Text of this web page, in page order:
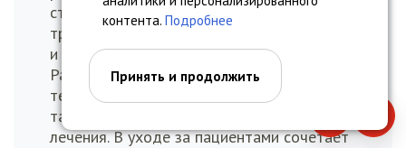
Позвонить
контента. Подробнее
Принять и продолжить
страдающим депрессией, тревожностью,
трудностями адаптации, нарушениями сна
и другими расстройствами настроения.
Разрабатывает индивидуальные планы
терапии, применяя как медикаментозные,
так и немедикаментозные методы
лечения. В уходе за пациентами сочетает